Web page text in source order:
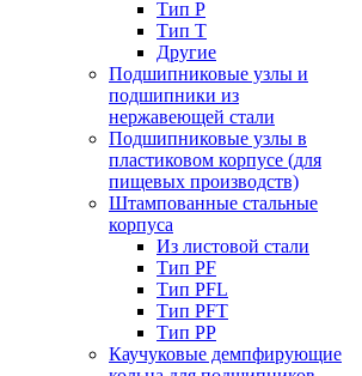
Тип P
Тип T
Другие
Подшипниковые узлы и
подшипники из
нержавеющей стали
Подшипниковые узлы в
пластиковом корпусе (для
пищевых производств)
Штампованные стальные
корпуса
Из листовой стали
Тип PF
Тип PFL
Тип PFT
Тип PP
Каучуковые демпфирующие